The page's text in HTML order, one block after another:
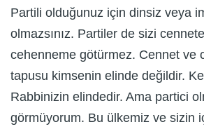
Partili olduğunuz için dinsiz veya
olmazsınız. Partiler de sizi
cehenneme götürmez. Cennet ve
tapusu kimsenin elinde değildir.
Rabbinizin elindedir. Ama partici
görmüyorum. Bu ülkemiz ve sizin